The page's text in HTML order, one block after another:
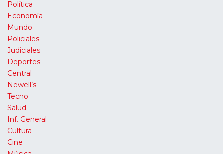
Política
Economía
Mundo
Policiales
Judiciales
Deportes
Central
Newell’s
Tecno
Salud
Inf. General
Cultura
Cine